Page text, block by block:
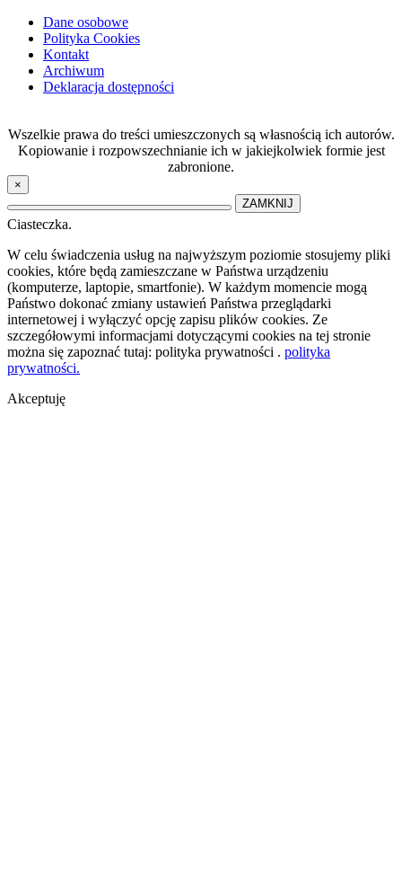
Dane osobowe
Polityka Cookies
Kontakt
Archiwum
Deklaracja dostępności
Wszelkie prawa do treści umieszczonych są własnością ich autorów.
Kopiowanie i rozpowszechnianie ich w jakiejkolwiek formie jest
zabronione.
×
ZAMKNIJ
Ciasteczka.
W celu świadczenia usług na najwyższym poziomie stosujemy pliki
cookies, które będą zamieszczane w Państwa urządzeniu
(komputerze, laptopie, smartfonie). W każdym momencie mogą
Państwo dokonać zmiany ustawień Państwa przeglądarki
internetowej i wyłączyć opcję zapisu plików cookies. Ze
szczegółowymi informacjami dotyczącymi cookies na tej stronie
można się zapoznać tutaj: polityka prywatności . polityka
prywatności.
Akceptuję